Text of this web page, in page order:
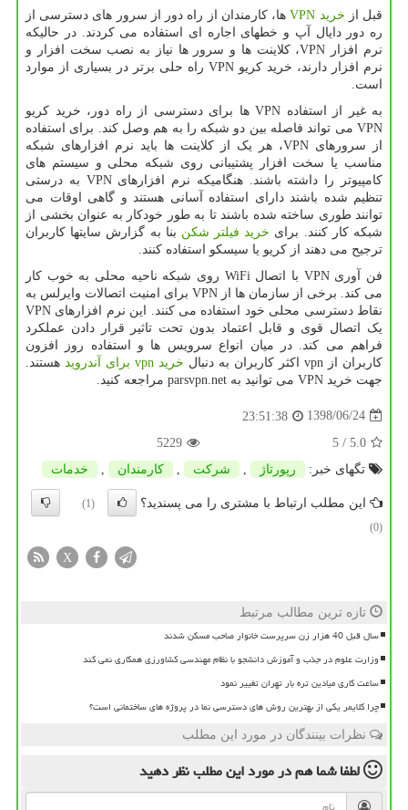
قبل از خرید VPN
ها، کارمندان از راه دور از سرور های دسترسی از
ره دور دایال آپ و خطهای اجاره ای استفاده می کردند. در حالیکه
نرم افزار VPN، کلاینت ها و سرور ها نیاز به نصب سخت افزار و
نرم افزار دارند، خرید کریو VPN راه حلی برتر در بسیاری از موارد
است.
به غیر از استفاده VPN ها برای دسترسی از راه دور، خرید کریو
VPN می تواند فاصله بین دو شبکه را به هم وصل کند. برای استفاده
از سرورهای VPN، هر یک از کلاینت ها باید نرم افزارهای شبکه
مناسب یا سخت افزار پشتیبانی روی شبکه محلی و سیستم های
کامپیوتر را داشته باشند. هنگامیکه نرم افزارهای VPN به درستی
تنظیم شده باشند دارای استفاده آسانی هستند و گاهی اوقات می
توانند طوری ساخته شده باشند تا به طور خودکار به عنوان بخشی از
شبکه کار کنند. برای خرید فیلتر شکن بنا به گزارش سایتها کاربران
ترجیح می دهند از کریو یا سیسکو استفاده کنند.
فن آوری VPN با اتصال WiFi روی شبکه ناحیه محلی به خوب کار
می کند. برخی از سازمان ها از VPN برای امنیت اتصالات وایرلس به
نقاط دسترسی محلی خود استفاده می کنند. این نرم افزارهای VPN
یک اتصال قوی و قابل اعتماد بدون تحت تاثیر قرار دادن عملکرد
فراهم می کند. در میان انواع سرویس ها و استفاده روز افزون
کاربران از vpn اکثر کاربران به دنبال
خرید vpn برای آندروید
هستند.
جهت خرید VPN می توانید به parsvpn.net مراجعه کنید.
1398/06/24
23:51:38
5.0
/ 5
5229
تگهای خبر:
رپورتاژ , شركت , كارمندان , خدمات
این مطلب ارتباط با مشتری را می پسندید؟
(1)
(0)
X
تازه ترین مطالب مرتبط
سال قبل 40 هزار زن سرپرست خانوار صاحب مسکن شدند
وزارت علوم در جذب و آموزش دانشجو با نظام مهندسی کشاورزی همکاری نمی کند
ساعت کاری میادین تره بار تهران تغییر نمود
چرا کلایمر یکی از بهترین روش های دسترسی نما در پروژه های ساختمانی است؟
نظرات بینندگان در مورد این مطلب
لطفا شما همدر مورد این مطلبنظر دهید